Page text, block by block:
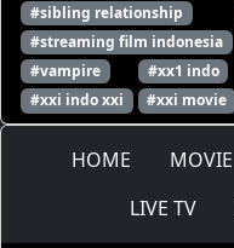
#sibling relationship
#streaming film indonesia
#vampire
#xx1 indo
#xxi indo xxi
#xxi movie
HOME MOVIE
LIVE TV